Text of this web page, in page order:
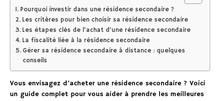
Pourquoi investir dans une résidence secondaire ?
Les critères pour bien choisir sa résidence secondaire
Les étapes clés de l’achat d’une résidence secondaire
La fiscalité liée à la résidence secondaire
Gérer sa résidence secondaire à distance : quelques
conseils
Vous envisagez d’acheter une résidence secondaire ? Voici
un guide complet pour vous aider à prendre les meilleures